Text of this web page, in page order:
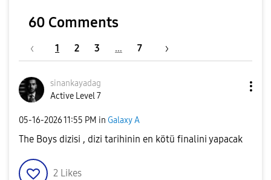
60 Comments
1 2 3 … 7
sinankayadag
Active Level 7
‎05-16-202611:55 PM in Galaxy A
The Boys dizisi , dizi tarihinin en kötü finalini yapacak
2 Likes